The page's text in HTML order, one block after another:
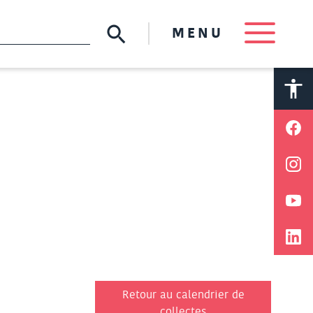
MENU
A A
Retour au calendrier de